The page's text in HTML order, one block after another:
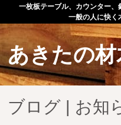
一枚板テーブル、カウンター、
一般の人に快く
あきたの
メニュー
TOP
ブログ | お知